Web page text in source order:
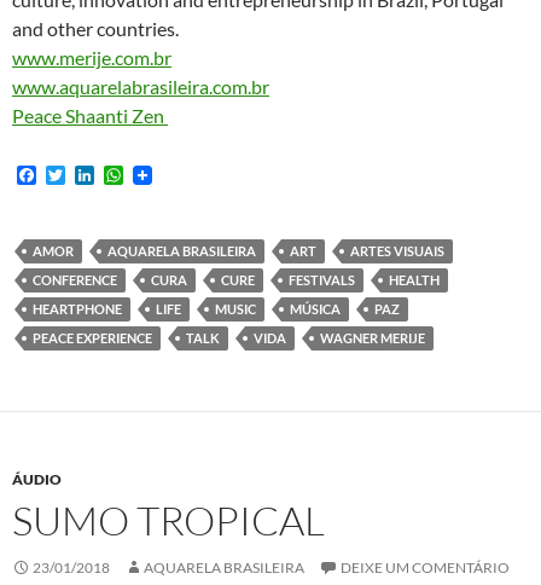
and other countries.
www.merije.com.br
www.aquarelabrasileira.com.br
Peace Shaanti Zen
F
b
o
o
k
T
t
e
r
e
d
I
n
W
s
A
p
AMOR AQUARELA BRASILEIRA ART
ARTES VISUAIS
CONFERENCE
CURA CURE FESTIVALS
HEALTH
HEARTPHONE
LIFE MUSIC MÚSICA
PAZ
PEACE EXPERIENCE
TALK VIDA WAGNER MERIJE
ÁUDIO
SUMO TROPICAL
23/01/2018 AQUARELA BRASILEIRA DEIXE UM COMENTÁRIO